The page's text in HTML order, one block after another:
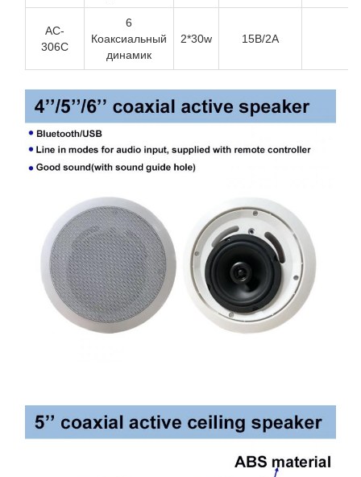
AC-
306C
6
Коаксиальный
динамик
2*30w 15В/2А